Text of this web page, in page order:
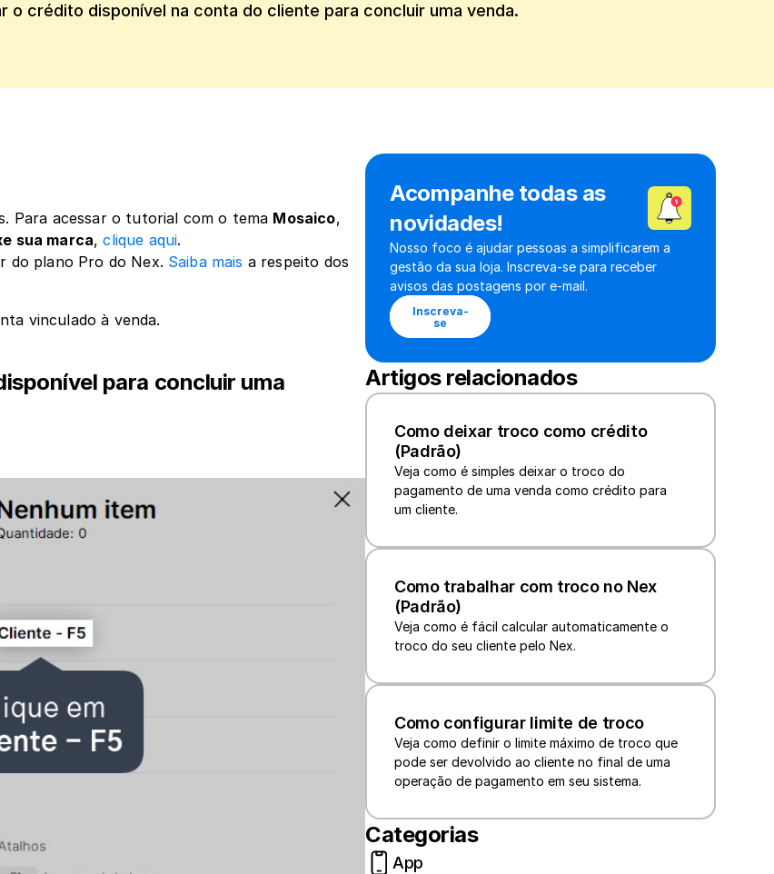
o crédito disponível na conta do cliente para concluir uma venda.
Para acessar o tutorial com o tema Mosaico
sua marca, clique aqui.
do plano Pro do Nex. Saiba mais a respeito dos
vinculado à venda.
para concluir uma
Acompanhe todas as
novidades!
Nosso foco é ajudar pessoas a simplificarem a
gestão da sua loja. Inscreva-se para receber
avisos das postagens por e-mail.
Inscreva-
se
Artigos relacionados
Como deixar troco como crédito
(Padrão)
Veja como é simples deixar o troco do
pagamento de uma venda como crédito para
um cliente.
Como trabalhar com troco no Nex
(Padrão)
Veja como é fácil calcular automaticamente o
Como configurar limite de troco
Veja como definir o limite máximo de troco que
pode ser devolvido ao cliente no final de uma
operação de pagamento em seu sistema.
Categorias
App